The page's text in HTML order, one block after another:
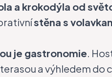
a krokodýla od
stěna s
je gastronomie.
a výhledem do